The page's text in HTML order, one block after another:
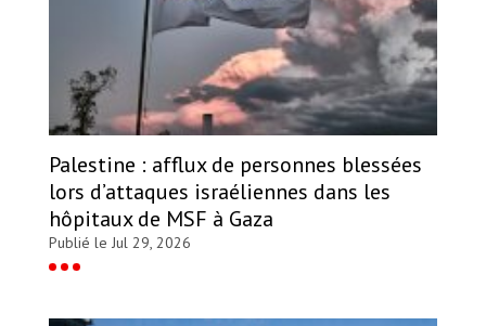
Palestine : afflux de personnes blessées
lors d’attaques israéliennes dans les
hôpitaux de MSF à Gaza
Publié le Jul 29, 2026